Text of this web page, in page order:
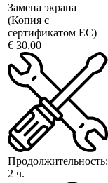
Замена экрана
(Копия с
сертификатом ЕС)
€ 30.00
Продолжительность:
2 ч.